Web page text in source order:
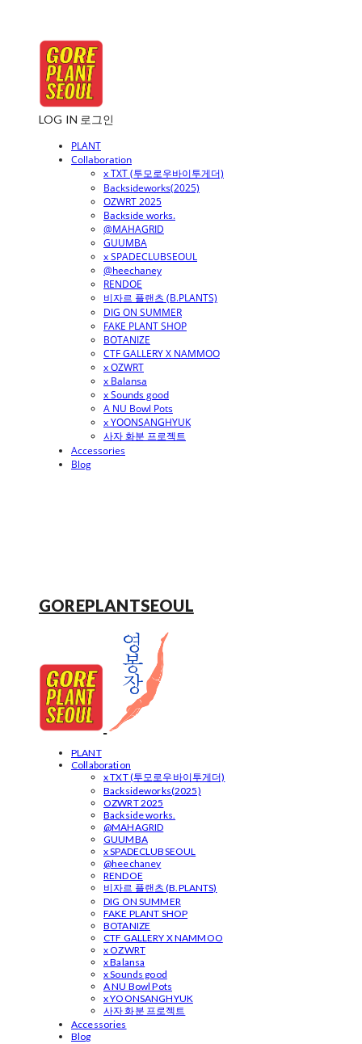
LOG IN 로그인
PLANT
Collaboration
x TXT (투모로우바이투게더)
Backsideworks(2025)
OZWRT 2025
Backside works.
@MAHAGRID
GUUMBA
x SPADECLUBSEOUL
@heechaney
RENDOE
비자르 플랜츠 (B.PLANTS)
DIG ON SUMMER
FAKE PLANT SHOP
BOTANIZE
CTF GALLERY X NAMMOO
x OZWRT
x Balansa
x Sounds good
A NU Bowl Pots
x YOONSANGHYUK
사자 화분 프로젝트
Accessories
Blog
GOREPLANTSEOUL
PLANT
Collaboration
x TXT (투모로우바이투게더)
Backsideworks(2025)
OZWRT 2025
Backside works.
@MAHAGRID
GUUMBA
x SPADECLUBSEOUL
@heechaney
RENDOE
비자르 플랜츠 (B.PLANTS)
DIG ON SUMMER
FAKE PLANT SHOP
BOTANIZE
CTF GALLERY X NAMMOO
x OZWRT
x Balansa
x Sounds good
A NU Bowl Pots
x YOONSANGHYUK
사자 화분 프로젝트
Accessories
Blog